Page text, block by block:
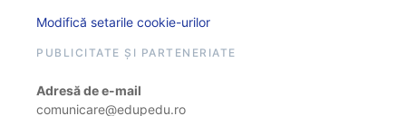
Modifică setarile cookie-urilor
PUBLICITATE ȘI PARTENERIATE
Adresă de e-mail
comunicare@edupedu.ro